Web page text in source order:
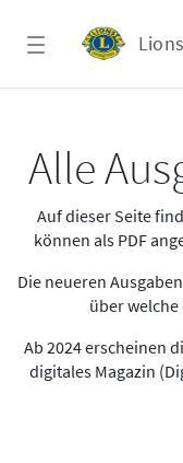
Alle
Auf dieser Seite
können als PDF
Die neueren
über welche
Ab 2024 erscheinen
digitales Magazin